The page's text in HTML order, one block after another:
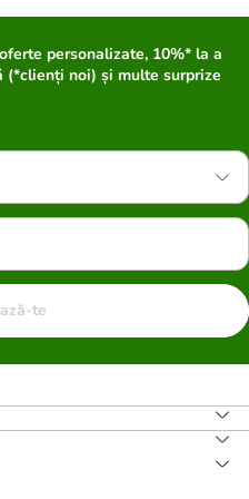
personalizate, 10%* la a
(*clienți noi) și multe surprize
te